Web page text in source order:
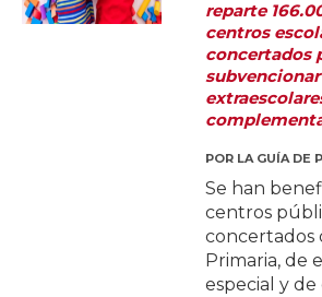
reparte
centros
concertados
POR LA GUÍA DE
Se han
centros
concertados
Primaria, de
especial y